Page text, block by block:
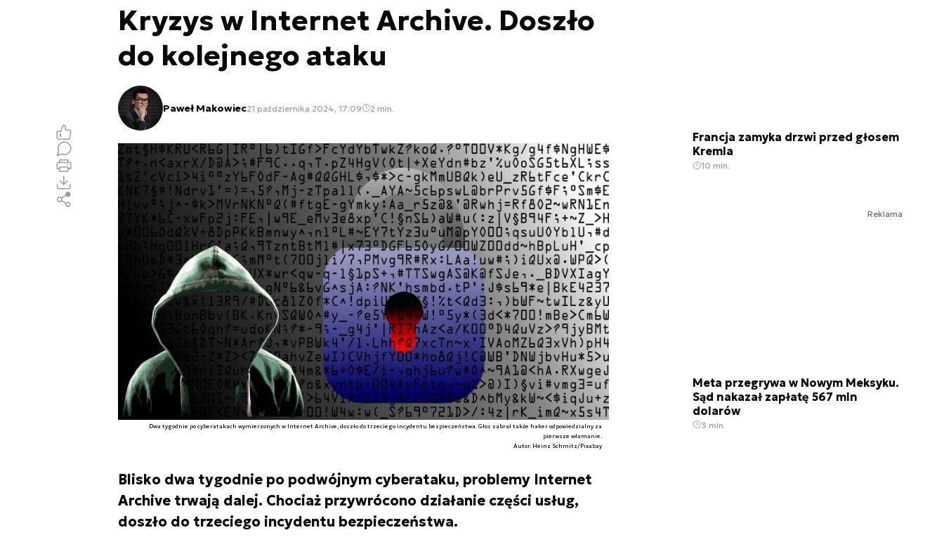
Kryzys w Internet Archive. Doszło
do kolejnego ataku
Paweł Makowiec21 października 2024, 17:09 2 min.
Dwa tygodnie po cyberatakach wymierzonych w Internet Archive, doszło do trzeciego incydentu bezpieczeństwa. Głos zabrał także haker odpowiedzialny za
pierwsze włamanie.
Autor. Heinz Schmitz/Pixabay
Blisko dwa tygodnie po podwójnym cyberataku, problemy Internet
Archive trwają dalej. Chociaż przywrócono działanie części usług,
doszło do trzeciego incydentu bezpieczeństwa.
Francja zamyka drzwi przed głosem
Kremla
10 min.
Reklama
Meta przegrywa w Nowym Meksyku.
Sąd nakazał zapłatę 567 mln
dolarów
3 min.